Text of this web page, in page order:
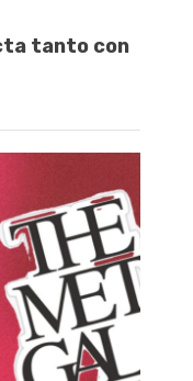
tanto con